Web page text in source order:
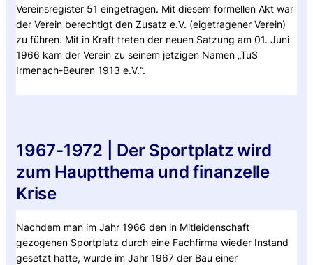
Vereinsregister 51 eingetragen. Mit diesem formellen Akt war
der Verein berechtigt den Zusatz e.V. (eigetragener Verein)
zu führen. Mit in Kraft treten der neuen Satzung am 01. Juni
1966 kam der Verein zu seinem jetzigen Namen „TuS
Irmenach-Beuren 1913 e.V.“.
1967-1972 | Der Sportplatz wird
zum Hauptthema und finanzelle
Krise
Nachdem man im Jahr 1966 den in Mitleidenschaft
gezogenen Sportplatz durch eine Fachfirma wieder Instand
gesetzt hatte, wurde im Jahr 1967 der Bau einer